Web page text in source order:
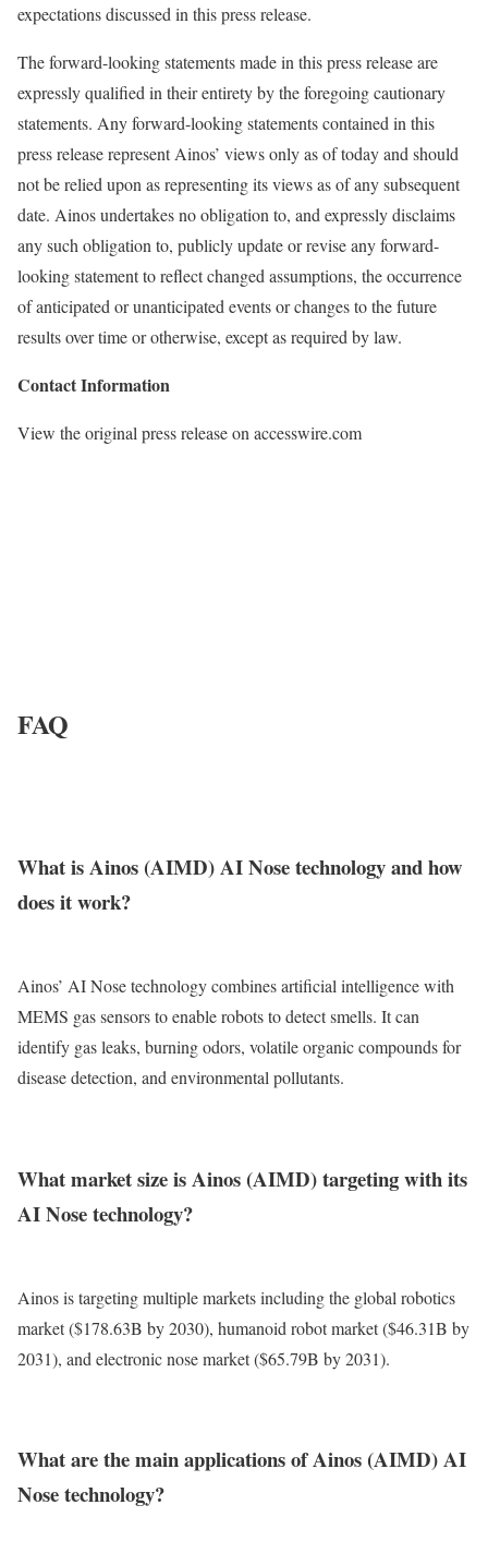
expectations discussed in this press release.
The forward-looking statements made in this press release are
expressly qualified in their entirety by the foregoing cautionary
statements. Any forward-looking statements contained in this
press release represent Ainos’ views only as of today and should
not be relied upon as representing its views as of any subsequent
date. Ainos undertakes no obligation to, and expressly disclaims
any such obligation to, publicly update or revise any forward-
looking statement to reflect changed assumptions, the occurrence
of anticipated or unanticipated events or changes to the future
results over time or otherwise, except as required by law.
Contact Information
View the original press release on accesswire.com
FAQ
What is Ainos (AIMD) AI Nose technology and how
does it work?
Ainos’ AI Nose technology combines artificial intelligence with
MEMS gas sensors to enable robots to detect smells. It can
identify gas leaks, burning odors, volatile organic compounds for
disease detection, and environmental pollutants.
What market size is Ainos (AIMD) targeting with its
AI Nose technology?
Ainos is targeting multiple markets including the global robotics
market ($178.63B by 2030), humanoid robot market ($46.31B by
2031), and electronic nose market ($65.79B by 2031).
What are the main applications of Ainos (AIMD) AI
Nose technology?